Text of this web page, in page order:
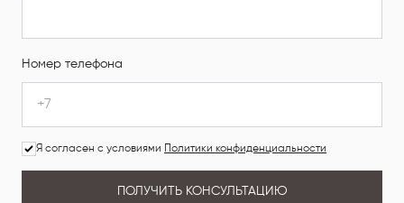
Номер телефона
Я согласен с условиями Политики конфиденциальности
ПОЛУЧИТЬ КОНСУЛЬТАЦИЮ